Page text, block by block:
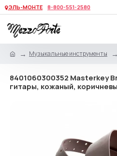
ЭЛЬ-МОНТЕ 8-800-551-2580
Музыкальные инструменты
8401060300352 Masterkey
гитары, кожаный,